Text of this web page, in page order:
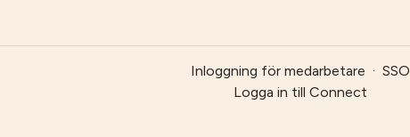
Inloggning för medarbetare · SSO
Logga in till Connect